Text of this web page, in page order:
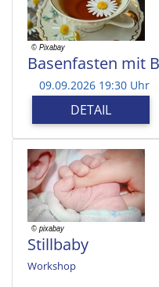
Basenfasten mit
09.09.2026 19:30 Uhr
DETAIL
Stillbaby
Workshop